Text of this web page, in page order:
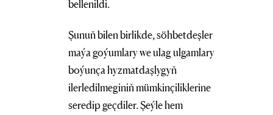
bellenildi.
Şunuň bilen birlikde, söhbetdeşler
maýa goýumlary we ulag ulgamlary
boýunça hyzmatdaşlygyň
ilerledilmeginiň mümkinçiliklerine
seredip geçdiler. Şeýle hem